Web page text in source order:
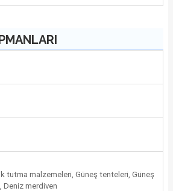
tutma malzemeleri, Güneş tenteleri, Güneş
Deniz merdiven